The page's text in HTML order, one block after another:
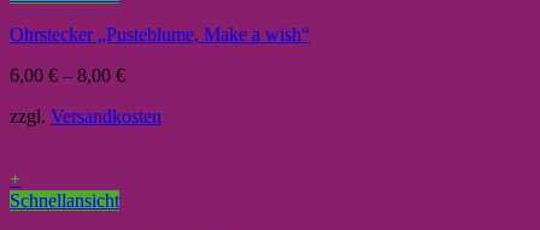
Ohrstecker „Pusteblume, Make a wish“
6,00 € – 8,00 €
zzgl. Versandkosten
+
Schnellansicht